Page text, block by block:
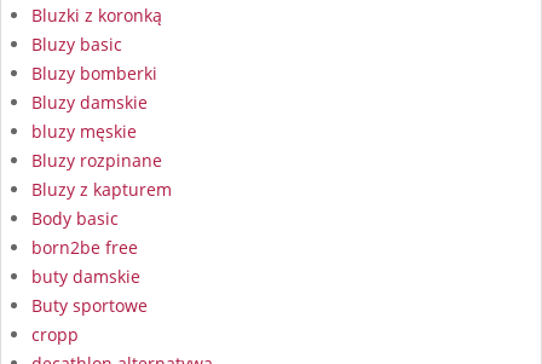
Bluzki z koronką
Bluzy basic
Bluzy bomberki
Bluzy damskie
bluzy męskie
Bluzy rozpinane
Bluzy z kapturem
Body basic
born2be free
buty damskie
Buty sportowe
cropp